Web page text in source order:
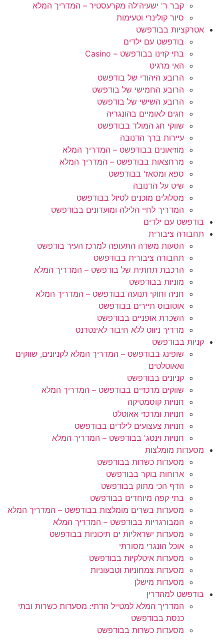
קבר ר' ישעיה'לה מקרעסטיר – המדריך המלא
סיור קולינרי וטעימות
אטרקציות בבודפשט
בודפשט עם ילדים
בתי קזינו בבודפשט – Casino
האי מרגיט
הרובע היהודי של בודפשט
הרובע החמישי של בודפשט
הרובע השישי של בודפשט
חגים לאומיים בהונגריה
שווקי חג המולד בבודפשט
עיירות ברך הדנובה
מוזיאונים בבודפשט – המדריך המלא
מרחצאות בבודפשט – המדריך המלא
ספא ומסאז' בבודפשט
שיט על הדנובה
מסלולים מוכנים לטיול בבודפשט
המדריך לחיי הלילה ומועדונים בבודפשט
בודפשט עם ילדים
תחבורה ציבורית
הסעות משדה התעופה למרכז העיר בודפשט
תחבורה ציבורית בבודפשט
הרכבת תחתית של בודפשט – המדריך המלא
מוניות בבודפשט
חניה וחוקי תנועה בבודפשט – המדריך המלא
אוטובוס תיירים בבודפשט
השכרת אופניים בבודפשט
מדריך ניווט ללא חיבור לאינטרנט
קניות בבודפשט
שופינג בבודפשט – המדריך המלא לקניונים, שווקים
ואאוטלטים
קניונים בבודפשט
שווקים מרכזיים בבודפשט – המדריך המלא
חנויות קוסמטיקה
חנויות ומרכזי אאוטלט
חנויות צעצועים לילדים בבודפשט
חנויות וינטג' בבודפשט – המדריך המלא
מסעדות מומלצות
מסעדות כשרות בבודפשט
ארוחות בוקר בבודפשט
הדף הכי מתוק בבודפשט
בתי קפה מיוחדים בבודפשט
מסעדות בשרים מומלצות בבודפשט – המדריך המלא
המבורגריות בבודפשט – המדריך המלא
מסעדות ישראליות ים תיכוניות בבודפשט
אוכל הונגרי מסורתי
מסעדות איטלקיות בבודפשט
מסעדות צמחוניות וטבעוניות
מסעדות מישלן
בודפשט למהדרין
המדריך המלא למטייל הדתי: מסעדות כשרות ובתי
כנסת בבודפשט
מסעדות כשרות בבודפשט